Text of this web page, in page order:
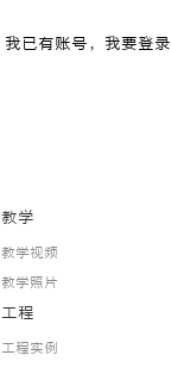
我已有账号，我要登录
教学
教学视频
教学照片
工程
工程实例